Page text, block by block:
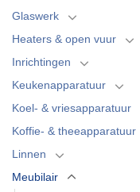
Glaswerk
Heaters & open vuur
Inrichtingen
Keukenapparatuur
Koel- & vriesapparatuur
Koffie- & theeapparatuur
Linnen
Meubilair